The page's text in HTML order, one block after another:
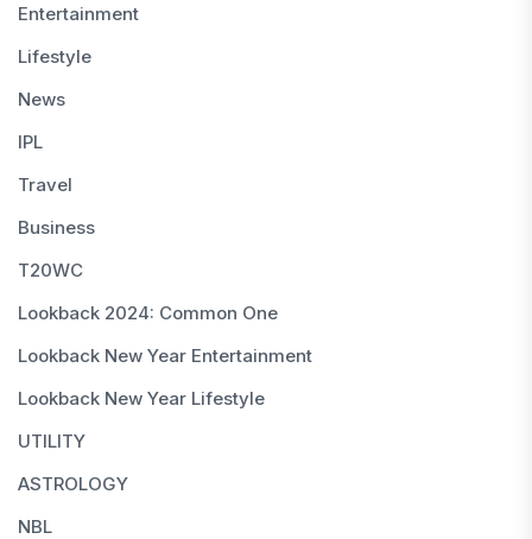
Entertainment
Lifestyle
News
IPL
Travel
Business
T20WC
Lookback 2024: Common One
Lookback New Year Entertainment
Lookback New Year Lifestyle
UTILITY
ASTROLOGY
NBL